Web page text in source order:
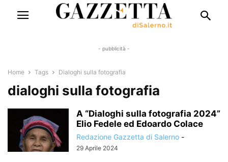
- pubblicità -
Home Tags Dialoghi sulla fotografia
dialoghi sulla fotografia
A “Dialoghi sulla fotografia 2024”
Elio Fedele ed Edoardo Colace
Redazione Gazzetta di Salerno -
29 Aprile 2024